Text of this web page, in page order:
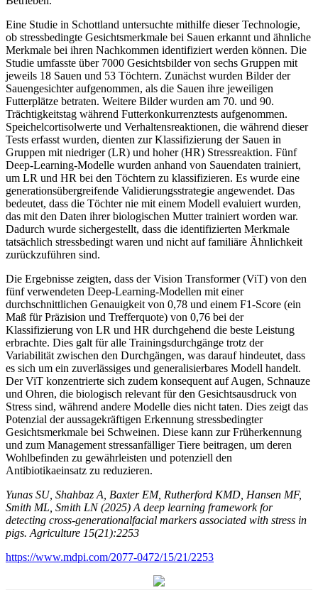
Eine Studie in Schottland untersuchte mithilfe dieser Technologie,
ob stressbedingte Gesichtsmerkmale bei Sauen erkannt und ähnliche
Merkmale bei ihren Nachkommen identifiziert werden können. Die
Studie umfasste über 7000 Gesichtsbilder von sechs Gruppen mit
jeweils 18 Sauen und 53 Töchtern. Zunächst wurden Bilder der
Sauengesichter aufgenommen, als die Sauen ihre jeweiligen
Futterplätze betraten. Weitere Bilder wurden am 70. und 90.
Trächtigkeitstag während Futterkonkurrenztests aufgenommen.
Speichelcortisolwerte und Verhaltensreaktionen, die während dieser
Tests erfasst wurden, dienten zur Klassifizierung der Sauen in
Gruppen mit niedriger (LR) und hoher (HR) Stressreaktion. Fünf
Deep-Learning-Modelle wurden anhand von Sauendaten trainiert,
um LR und HR bei den Töchtern zu klassifizieren. Es wurde eine
generationsübergreifende Validierungsstrategie angewendet. Das
bedeutet, dass die Töchter nie mit einem Modell evaluiert wurden,
das mit den Daten ihrer biologischen Mutter trainiert worden war.
Dadurch wurde sichergestellt, dass die identifizierten Merkmale
tatsächlich stressbedingt waren und nicht auf familiäre Ähnlichkeit
zurückzuführen sind.
Die Ergebnisse zeigten, dass der Vision Transformer (ViT) von den
fünf verwendeten Deep-Learning-Modellen mit einer
durchschnittlichen Genauigkeit von 0,78 und einem F1-Score (ein
Maß für Präzision und Trefferquote) von 0,76 bei der
Klassifizierung von LR und HR durchgehend die beste Leistung
erbrachte. Dies galt für alle Trainingsdurchgänge trotz der
Variabilität zwischen den Durchgängen, was darauf hindeutet, dass
es sich um ein zuverlässiges und generalisierbares Modell handelt.
Der ViT konzentrierte sich zudem konsequent auf Augen, Schnauze
und Ohren, die biologisch relevant für den Gesichtsausdruck von
Stress sind, während andere Modelle dies nicht taten. Dies zeigt das
Potenzial der aussagekräftigen Erkennung stressbedingter
Gesichtsmerkmale bei Schweinen. Diese kann zur Früherkennung
und zum Management stressanfälliger Tiere beitragen, um deren
Wohlbefinden zu gewährleisten und potenziell den
Antibiotikaeinsatz zu reduzieren.
Yunas SU, Shahbaz A, Baxter EM, Rutherford KMD, Hansen MF,
Smith ML, Smith LN (2025) A deep learning framework for
detecting cross-generationalfacial markers associated with stress in
pigs. Agriculture 15(21):2253
https://www.mdpi.com/2077-0472/15/21/2253